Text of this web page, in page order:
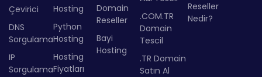
Çevirici
DNS
Sorgulama
IP
Sorgulama
Hosting
Python
Hosting
Hosting
Fiyatları
Domain
Reseller
Bayi
Hosting
.COM.TR
Domain
Tescil
.TR Domain
Satın Al
Reseller
Nedir?